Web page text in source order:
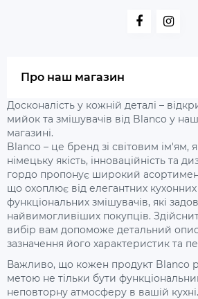
Про наш магазин
Досконалість у кожній деталі –
мийок та змішувачів від Blanco у
магазині.
Blanco – це бренд зі світовим ім'ям,
німецьку якість, інноваційність та
гордо пропонує широкий
що охоплює від елегантних
функціональних змішувачів, які
найвимогливіших покупців.
вибір вам допоможе детальний
зазначення його характеристик та
Важливо, що кожен продукт Blanco
метою не тільки бути
неповторну атмосферу в вашій